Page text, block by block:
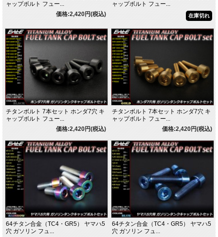
ャップボルト フュー...
価格:2,420円(税込)
ャップボルト フュー...
在庫切れ
チタンボルト 7本セット ホンダ7穴 キ
ャップボルト フュー...
価格:2,420円(税込)
チタンボルト 7本セット ホンダ7穴 キ
ャップボルト フュー...
価格:2,420円(税込)
64チタン合金（TC4・GR5） ヤマハ5
穴 ガソリン フュ...
64チタン合金（TC4・GR5） ヤマハ5
穴 ガソリン フュ...